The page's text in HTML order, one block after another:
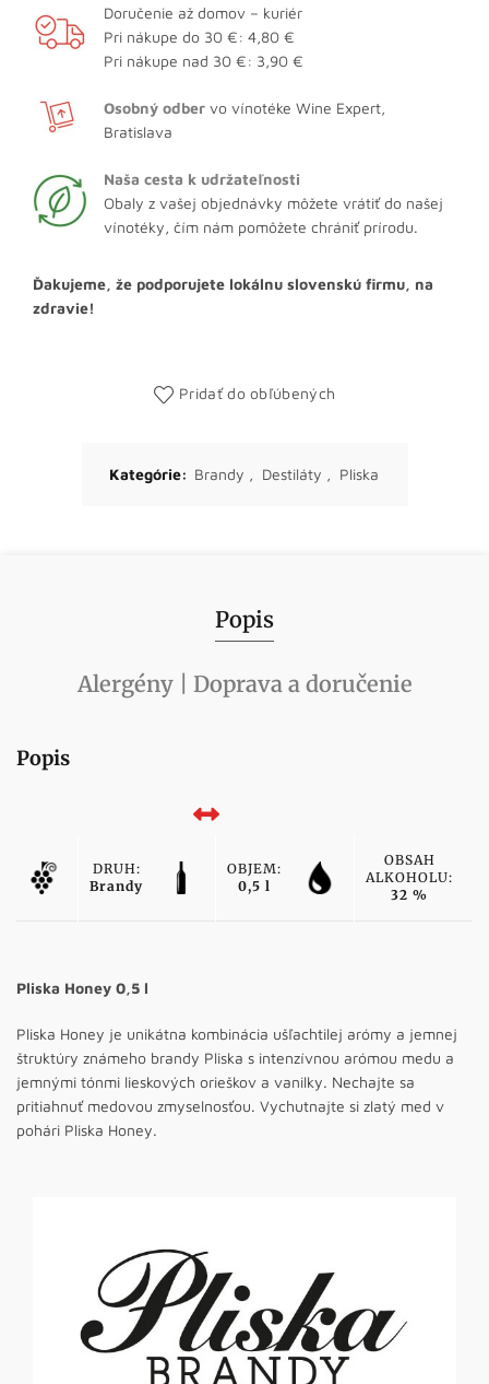
Doručenie až domov – kuriér
Pri nákupe do 30 €: 4,80 €
Pri nákupe nad 30 €: 3,90 €
Osobný odber vo vínotéke Wine Expert,
Bratislava
Naša cesta k udržateľnosti
Obaly z vašej objednávky môžete vrátiť do našej
vínotéky, čím nám pomôžete chrániť prírodu.
Ďakujeme, že podporujete lokálnu slovenskú firmu, na
zdravie!
Pridať do obľúbených
Kategórie: Brandy , Destiláty , Pliska
Popis
Alergény | Doprava a doručenie
Popis
DRUH:
Brandy
OBJEM:
0,5 l
OBSAH
ALKOHOLU:
32 %
Pliska Honey 0,5 l
Pliska Honey je unikátna kombinácia ušľachtilej arómy a jemnej
štruktúry známeho brandy Pliska s intenzívnou arómou medu a
jemnými tónmi lieskových orieškov a vanilky. Nechajte sa
pritiahnuť medovou zmyselnosťou. Vychutnajte si zlatý med v
pohári Pliska Honey.